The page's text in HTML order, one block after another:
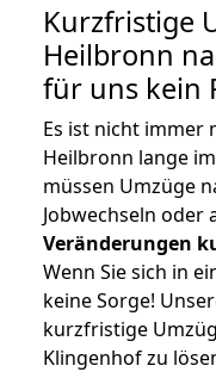
Kurzfristige
Heilbronn
für uns kein
Es ist nicht immer
Heilbronn lange
müssen Umzüge
Jobwechseln oder
Veränderungen
Wenn Sie sich in
keine Sorge!
kurzfristige
Klingenhof zu